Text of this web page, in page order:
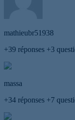
mathieubr51938
+39 réponses +3
massa
+34 réponses +7